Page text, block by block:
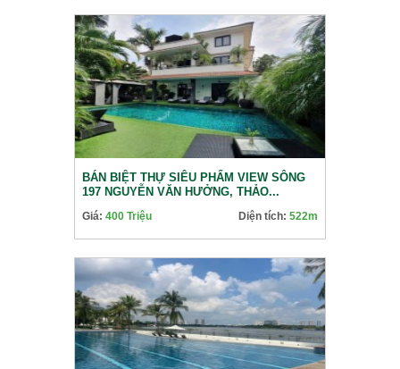
BÁN BIỆT THỰ SIÊU PHẨM VIEW SÔNG
197 NGUYỄN VĂN HƯỞNG, THẢO...
Giá: 400 Triệu Diện tích: 522m